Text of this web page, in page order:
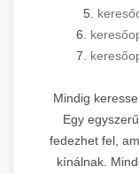
5.
6.
7.
Mindig
Egy
fedezhet fel,
kínálnak.